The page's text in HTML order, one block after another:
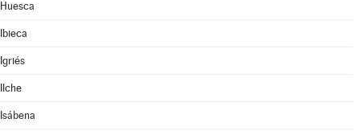
Huesca
Ibieca
Igriés
Ilche
Isábena